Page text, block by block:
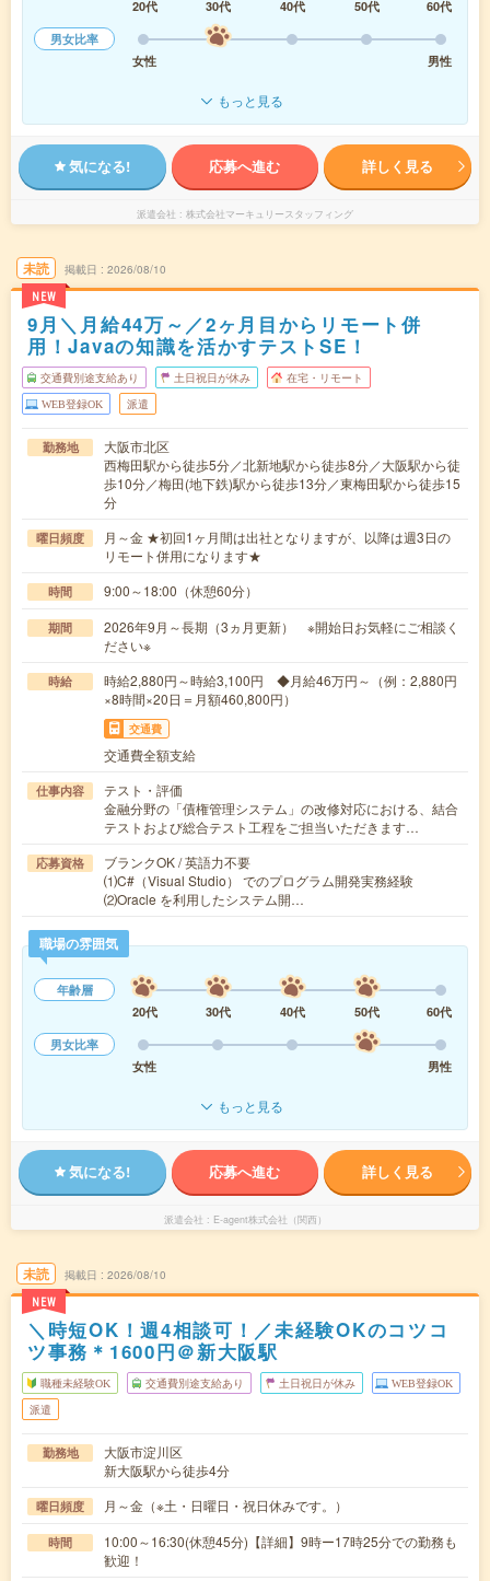
20代 30代 40代 50代
60代
男女比率
女性
男性
もっと見る
気になる! 応募へ進む 詳しく見る
派遣会社 株式会社マーキュリースタッフィング
未読
NEW
掲載日 2026/08/10
9月＼月給44万～／2ヶ月目からリモート併
用！Javaの知識を活かすテストSE！
交通費別途支給あり 土日祝日が休み 在宅・リモート
WEB登録OK 派遣
勤務地
大阪市北区
西梅田駅から徒歩5分／北新地駅から徒歩8分／大阪駅から徒
歩10分／梅田(地下鉄)駅から徒歩13分／東梅田駅から徒歩15
分
曜日頻度
月～金 ★初回1ヶ月間は出社となりますが、以降は週3日の
リモート併用になります★
時間 9:00～18:00（休憩60分）
期間
2026年9月～長期（3ヵ月更新） ※開始日お気軽にご相談く
ださい※
時給
時給2,880円～時給3,100円 ◆月給46万円～（例：2,880円
×8時間×20日＝月額460,800円）
交通費
交通費全額支給
仕事内容
テスト・評価
金融分野の「債権管理システム」の改修対応における、結合
テストおよび総合テスト工程をご担当いただきます…
応募資格
ブランクOK / 英語力不要
⑴C#（Visual Studio） でのプログラム開発実務経験
⑵Oracle を利用したシステム開…
職場の雰囲気
年齢層
20代
30代 40代 50代
60代
男女比率
女性
男性
もっと見る
気になる! 応募へ進む 詳しく見る
派遣会社 E-agent株式会社（関西）
未読
NEW
掲載日 2026/08/10
＼時短OK！週4相談可！／未経験OKのコツコ
ツ事務＊1600円＠新大阪駅
職種未経験OK 交通費別途支給あり 土日祝日が休み WEB登録OK
派遣
勤務地
大阪市淀川区
新大阪駅から徒歩4分
曜日頻度 月～金（※土・日曜日・祝日休みです。）
時間
10:00～16:30(休憩45分)【詳細】9時ー17時25分での勤務も
歓迎！